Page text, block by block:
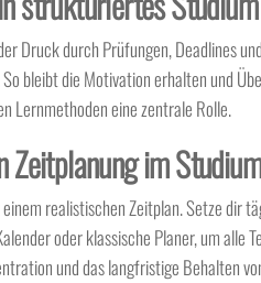
Druck durch Prüfungen, Deadlines
bleibt die Motivation erhalten und
Lernmethoden eine zentrale Rolle.
Zeitplanung im
realistischen Zeitplan. Setze dir
oder klassische Planer, um alle
und das langfristige Behalten